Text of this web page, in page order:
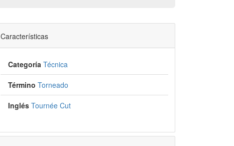
Características
Categoría Técnica
Término Torneado
Inglés Tournée Cut